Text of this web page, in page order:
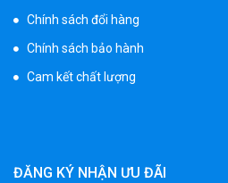
Xe máy điện trẻ
1.250.000 ₫
1.250.000 ₫
Chính sách đổi hàng
Chính sách bảo hành
Cam kết chất lượng
ĐĂNG KÝ NHẬN ƯU ĐÃI